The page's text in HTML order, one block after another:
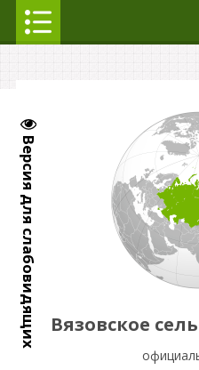
Версия для слабовидящих Вязовское